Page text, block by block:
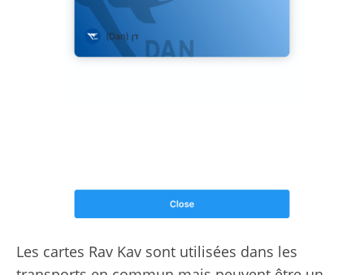
Les cartes Rav Kav sont utilisées dans les